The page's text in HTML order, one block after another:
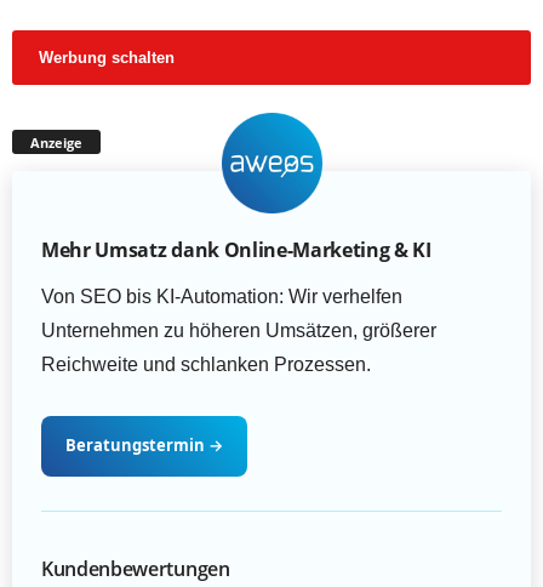
Werbung schalten
Anzeige
Mehr Umsatz dank Online-Marketing & KI
Von SEO bis KI-Automation: Wir verhelfen
Unternehmen zu höheren Umsätzen, größerer
Reichweite und schlanken Prozessen.
Beratungstermin →
Kundenbewertungen